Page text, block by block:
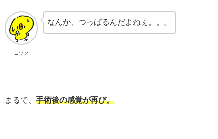
ニツク
なんか、つっぱるんだよねぇ。。。
まるで、 手術後の感覚が再び。